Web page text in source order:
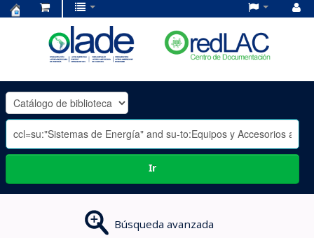
OLADE
-
Ir
Búsqueda avanzada